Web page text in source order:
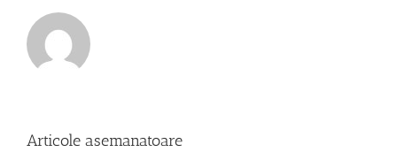
Articole asemanatoare